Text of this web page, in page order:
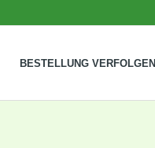
BESTELLUNG VERFOLGEN